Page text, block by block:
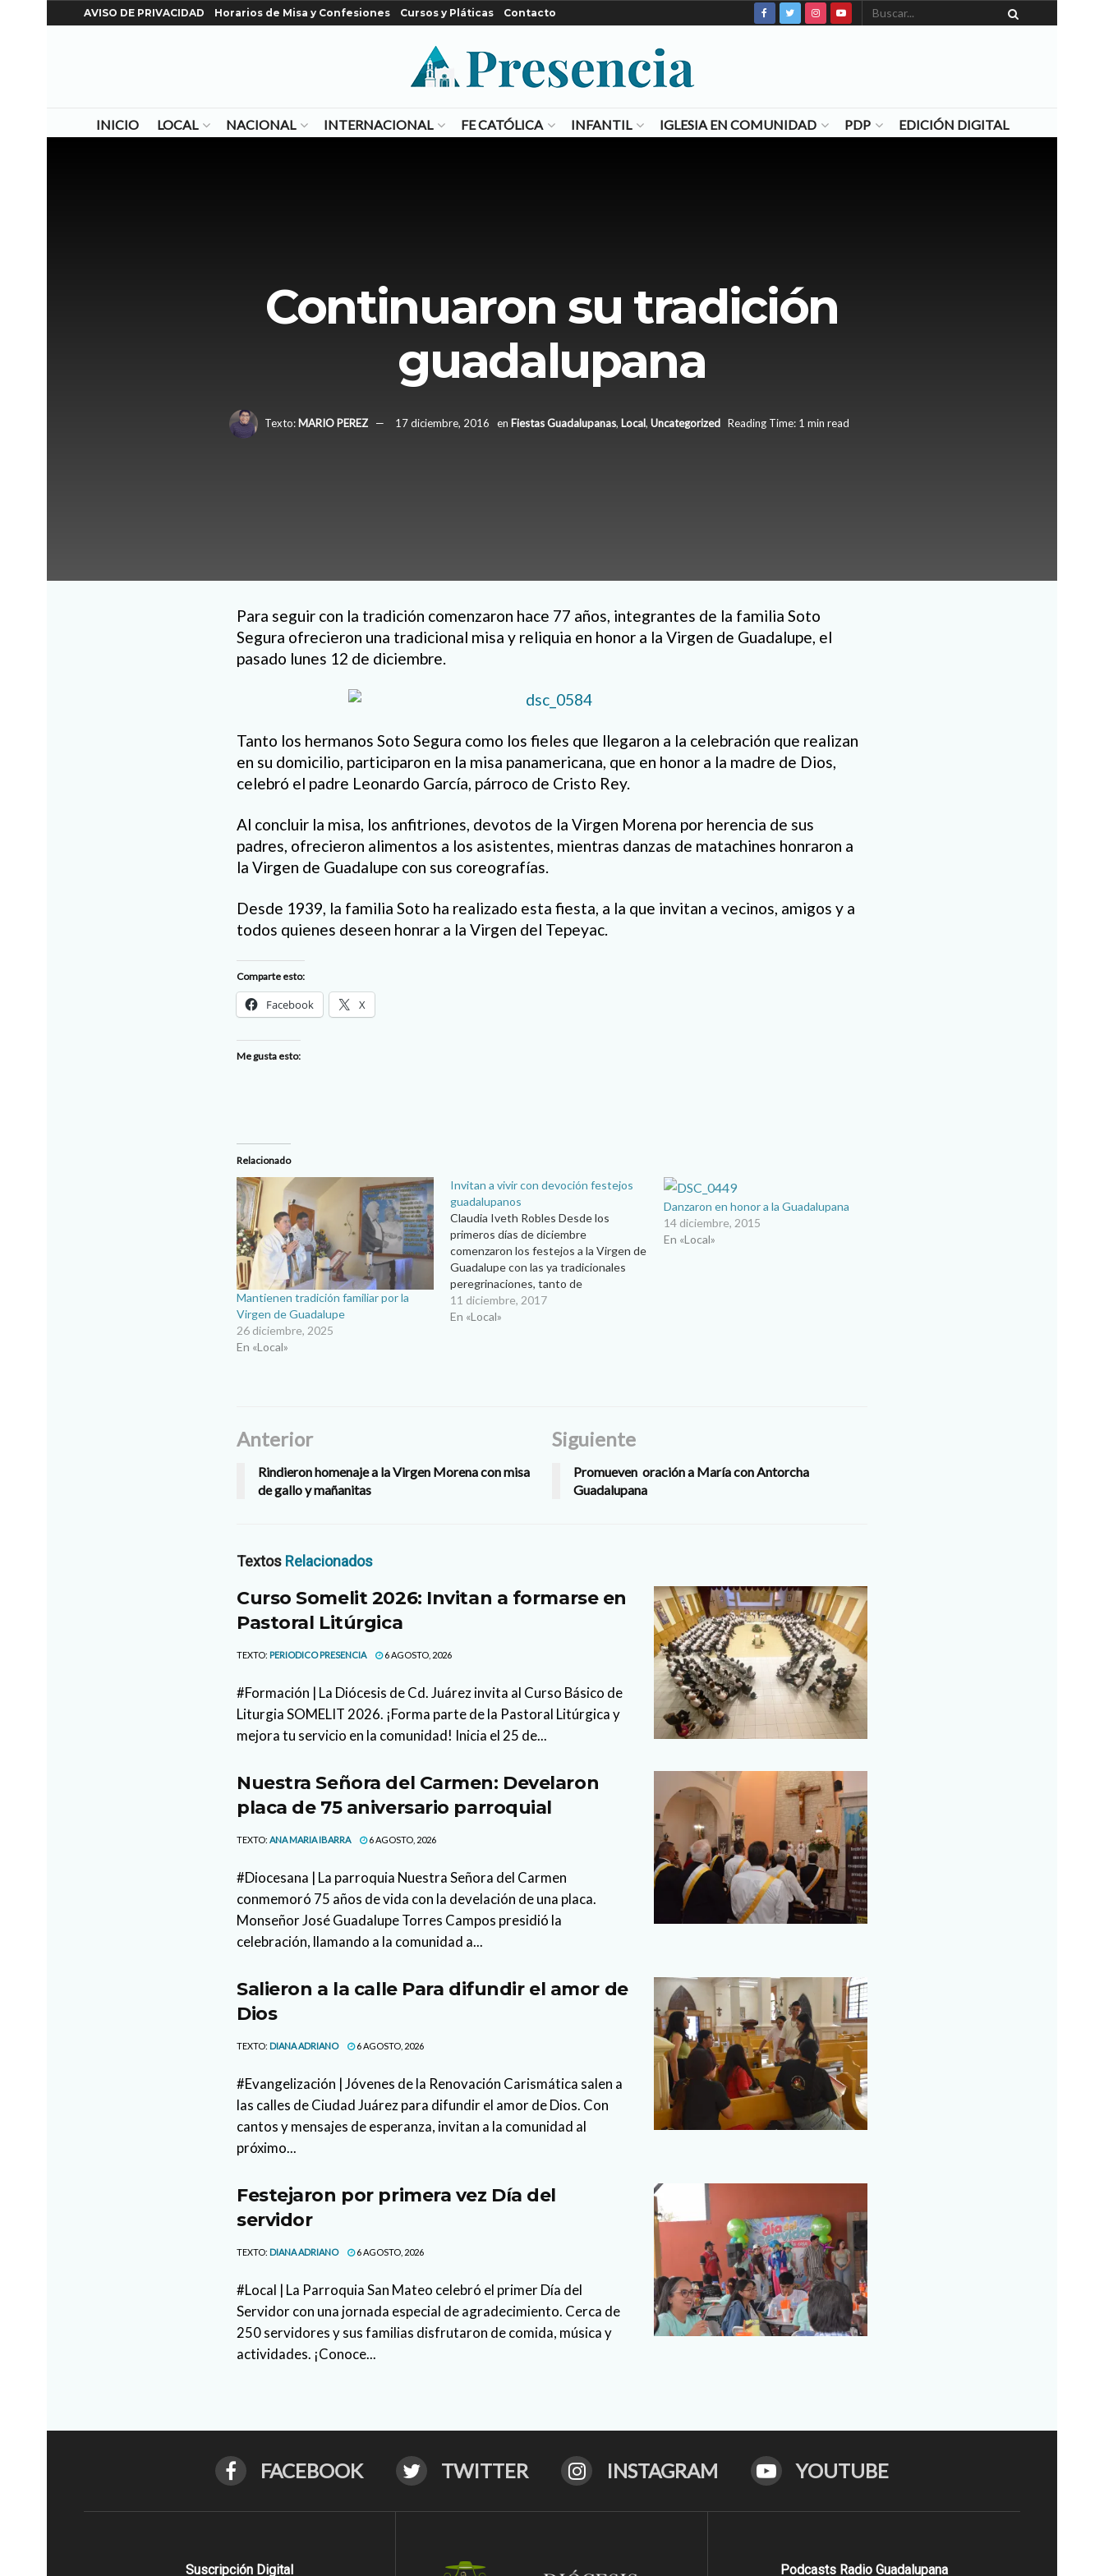
AVISO DE PRIVACIDAD Horarios de Misa y Confesiones Cursos y Pláticas Contacto
INICIO LOCAL NACIONAL INTERNACIONAL FE CATÓLICA INFANTIL IGLESIA EN COMUNIDAD PDP EDICIÓN DIGITAL
Continuaron su tradición
guadalupana
Texto:MARIO PEREZ 17 diciembre, 2016 en Fiestas Guadalupanas, Local, Uncategorized Reading Time: 1 min read
Para seguir con la tradición comenzaron hace 77 años, integrantes de la familia Soto
Segura ofrecieron una tradicional misa y reliquia en honor a la Virgen de Guadalupe, el
pasado lunes 12 de diciembre.
Tanto los hermanos Soto Segura como los fieles que llegaron a la celebración que realizan
en su domicilio, participaron en la misa panamericana, que en honor a la madre de Dios,
celebró el padre Leonardo García, párroco de Cristo Rey.
Al concluir la misa, los anfitriones, devotos de la Virgen Morena por herencia de sus
padres, ofrecieron alimentos a los asistentes, mientras danzas de matachines honraron a
la Virgen de Guadalupe con sus coreografías.
Desde 1939, la familia Soto ha realizado esta fiesta, a la que invitan a vecinos, amigos y a
todos quienes deseen honrar a la Virgen del Tepeyac.
Comparte esto:
Facebook X
Me gusta esto:
Relacionado
Mantienen tradición familiar por la
Virgen de Guadalupe
26 diciembre, 2025
En «Local»
Invitan a vivir con devoción festejos
guadalupanos
Claudia Iveth Robles Desde los
primeros días de diciembre
comenzaron los festejos a la Virgen de
Guadalupe con las ya tradicionales
peregrinaciones, tanto de
comunidades parroquiales, como de
sacerdotes, religiosas y pueblo
11 diciembre, 2017
En «Local»
Danzaron en honor a la Guadalupana
14 diciembre, 2015
En «Local»
Anterior
Rindieron homenaje a la Virgen Morena con misa
de gallo y mañanitas
Siguiente
Promueven oración a María con Antorcha
Guadalupana
Textos Relacionados
Curso Somelit 2026: Invitan a formarse en
Pastoral Litúrgica
TEXTO: PERIODICO PRESENCIA 6 AGOSTO, 2026
#Formación | La Diócesis de Cd. Juárez invita al Curso Básico de
Liturgia SOMELIT 2026. ¡Forma parte de la Pastoral Litúrgica y
mejora tu servicio en la comunidad! Inicia el 25 de...
Nuestra Señora del Carmen: Develaron
placa de 75 aniversario parroquial
TEXTO: ANA MARIA IBARRA 6 AGOSTO, 2026
#Diocesana | La parroquia Nuestra Señora del Carmen
conmemoró 75 años de vida con la develación de una placa.
Monseñor José Guadalupe Torres Campos presidió la
celebración, llamando a la comunidad a...
Salieron a la calle Para difundir el amor de
Dios
TEXTO: DIANA ADRIANO 6 AGOSTO, 2026
#Evangelización | Jóvenes de la Renovación Carismática salen a
las calles de Ciudad Juárez para difundir el amor de Dios. Con
cantos y mensajes de esperanza, invitan a la comunidad al
próximo...
Festejaron por primera vez Día del
servidor
TEXTO: DIANA ADRIANO 6 AGOSTO, 2026
#Local | La Parroquia San Mateo celebró el primer Día del
Servidor con una jornada especial de agradecimiento. Cerca de
250 servidores y sus familias disfrutaron de comida, música y
actividades. ¡Conoce...
FACEBOOK TWITTER INSTAGRAM YOUTUBE
Suscripción Digital Podcasts Radio Guadalupana